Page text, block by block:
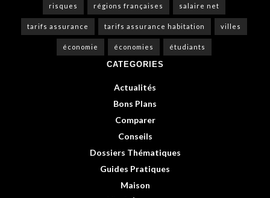
risques régions françaises salaire net
tarifs assurance tarifs assurance habitation villes
économie économies étudiants
CATEGORIES
Actualités
Bons Plans
Comparer
Conseils
Dossiers Thématiques
Guides Pratiques
Maison